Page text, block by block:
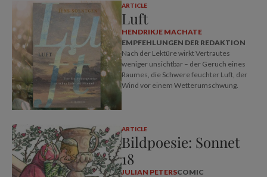
ARTICLE
Luft
HENDRIKJE MACHATE
EMPFEHLUNGEN DER REDAKTION
Nach der Lektüre wirkt Vertrautes
weniger unsichtbar – der Geruch eines
Raumes, die Schwere feuchter Luft, der
Wind vor einem Wetterumschwung.
ARTICLE
Bildpoesie: Sonnet
18
JULIAN PETERSCOMIC